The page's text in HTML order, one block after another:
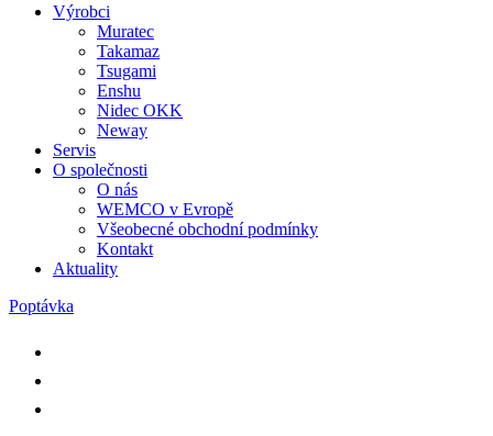
Výrobci
Muratec
Takamaz
Tsugami
Enshu
Nidec OKK
Neway
Servis
O společnosti
O nás
WEMCO v Evropě
Všeobecné obchodní podmínky
Kontakt
Aktuality
Poptávka